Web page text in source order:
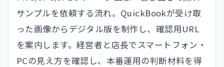
サンプルを依頼する流れ。QuickBookが受け取
った画像からデジタル版を制作し、確認用URL
を案内します。経営者と店長でスマートフォン・
PCの見え方を確認し、本番運用の判断材料を得